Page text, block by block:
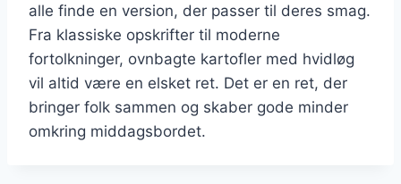
alle finde en version, der passer til deres smag.
Fra klassiske opskrifter til moderne
fortolkninger, ovnbagte kartofler med hvidløg
vil altid være en elsket ret. Det er en ret, der
bringer folk sammen og skaber gode minder
omkring middagsbordet.